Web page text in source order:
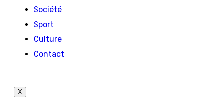
Société
Sport
Culture
Contact
X